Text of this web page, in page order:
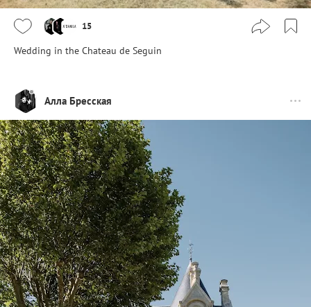
15
Wedding in the Chateau de Seguin
Алла Бресская